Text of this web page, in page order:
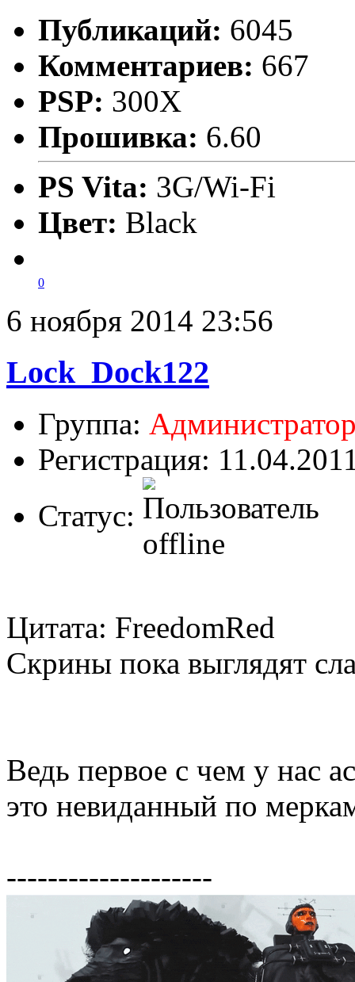
Публикаций: 6045
Комментариев: 667
PSP: 300X
Прошивка: 6.60
PS Vita: 3G/Wi-Fi
Цвет: Black
0
6 ноября 2014 23:56
Lock_Dock122
Группа:
Регистрация:
Статус:
Цитата: FreedomRed
Скрины пока выглядят
Ведь первое с чем у нас
это невиданный по
--------------------